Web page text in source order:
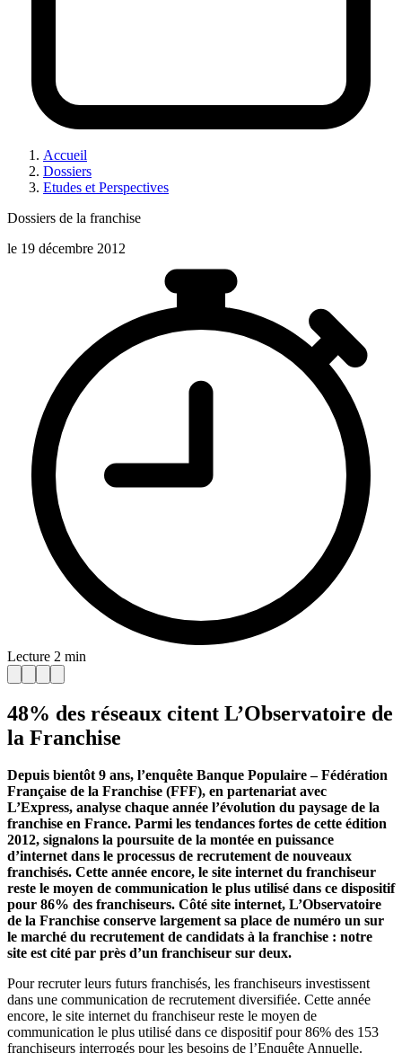
Accueil
Dossiers
Etudes et Perspectives
Dossiers de la franchise
le 19 décembre 2012
Lecture 2 min
48% des réseaux citent L’Observatoire de
la Franchise
Depuis bientôt 9 ans, l’enquête Banque Populaire – Fédération
Française de la Franchise (FFF), en partenariat avec
L’Express, analyse chaque année l’évolution du paysage de la
franchise en France. Parmi les tendances fortes de cette édition
2012, signalons la poursuite de la montée en puissance
d’internet dans le processus de recrutement de nouveaux
franchisés. Cette année encore, le site internet du franchiseur
reste le moyen de communication le plus utilisé dans ce dispositif
pour 86% des franchiseurs. Côté site internet, L’Observatoire
de la Franchise conserve largement sa place de numéro un sur
le marché du recrutement de candidats à la franchise : notre
site est cité par près d’un franchiseur sur deux.
Pour recruter leurs futurs franchisés, les franchiseurs investissent
dans une communication de recrutement diversifiée. Cette année
encore, le site internet du franchiseur reste le moyen de
communication le plus utilisé dans ce dispositif pour 86% des 153
franchiseurs interrogés pour les besoins de l’Enquête Annuelle.